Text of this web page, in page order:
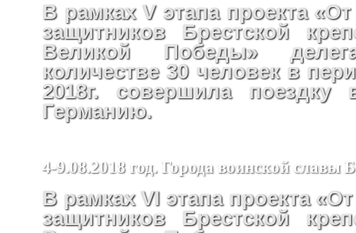
В рамках V этапа проекта
защитников Брестской
Великой Победы»
количестве 30 человек в
2018г. совершила
Германию.
4-9.08.2018 год. Города воинской славы
В рамках VI этапа проекта
защитников Брестской